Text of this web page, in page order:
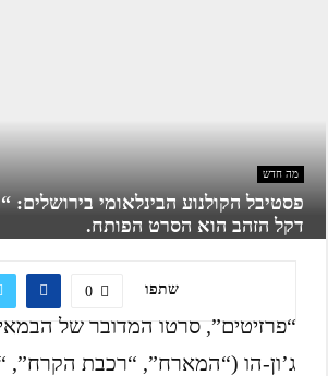
מה חדש
פסטיבל הקולנוע הבינלאומי בירושלים:
דקל הזהב הוא הסרט הפותח.
שתפו 0
“פרזיטים”, סרטו המדובר של הבמאי
ג’ון-הו (“המארח”, “רכבת הקרח”,